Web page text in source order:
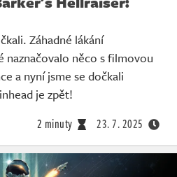
Záhadné lákání
naznačovalo něco s filmovou
a nyní jsme se dočkali
je zpět!
2 minuty 23. 7. 2025